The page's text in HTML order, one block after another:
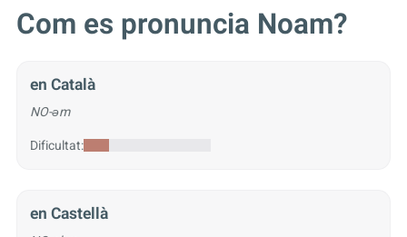
Com es pronuncia Noam?
en Català
NO-əm
Dificultat:
en Castellà